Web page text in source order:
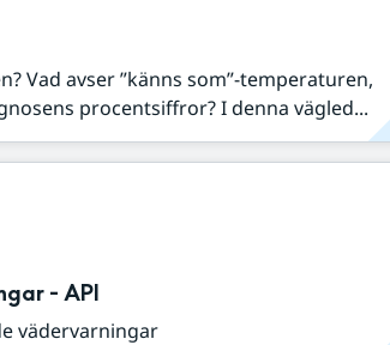
Vad avser ”känns som”-temperaturen,
procentsiffror? I denna vägled...
- API
vädervarningar